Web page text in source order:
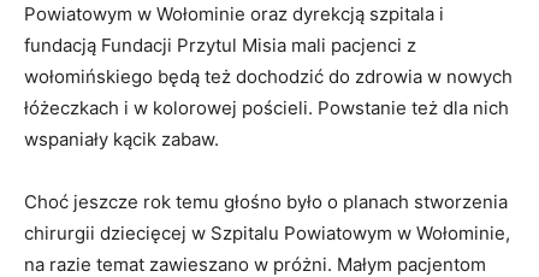
Powiatowym w Wołominie oraz dyrekcją szpitala i
fundacją Fundacji Przytul Misia mali pacjenci z
wołomińskiego będą też dochodzić do zdrowia w nowych
łóżeczkach i w kolorowej pościeli. Powstanie też dla nich
wspaniały kącik zabaw.
Choć jeszcze rok temu głośno było o planach stworzenia
chirurgii dziecięcej w Szpitalu Powiatowym w Wołominie,
na razie temat zawieszano w próżni. Małym pacjentom